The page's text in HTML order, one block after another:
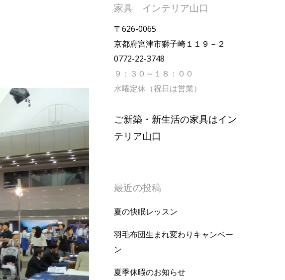
家具 インテリア山口
〒626-0065
京都府宮津市獅子崎１１９－２
0772-22-3748
９：３０～１８：００
水曜定休（祝日は営業）
ご新築・新生活の家具はイン
テリア山口
最近の投稿
夏の快眠レッスン
羽毛布団生まれ変わりキャンペー
ン
夏季休暇のお知らせ